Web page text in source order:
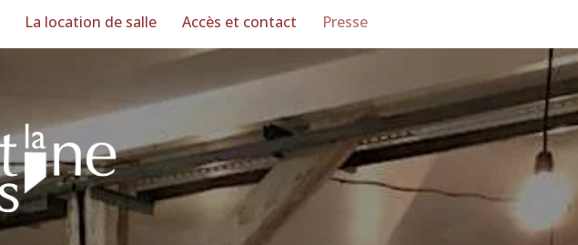
La location de salle Accès et contact Presse